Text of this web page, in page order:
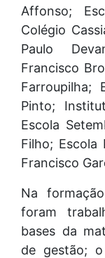
Affonso;
Colégio
Paulo
Francisco
Farroupilha;
Pinto;
Escola
Filho; Escola
Francisco
Na
foram
bases da
de gestão;